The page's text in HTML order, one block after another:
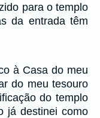
para o templo
da entrada têm
à Casa do meu
do meu tesouro
do templo
já destinei como